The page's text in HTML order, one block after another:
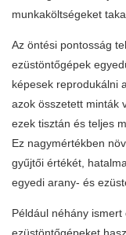
munkaköltségeket
Az öntési pontosság
ezüstöntőgépek
képesek reprodukálni
azok összetett minták
ezek tisztán és teljes
Ez nagymértékben
gyűjtői értékét,
egyedi arany- és
Például néhány